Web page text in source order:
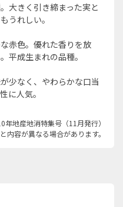
大きく引き締まった実と
うれしい。
色。優れた香りを放
平成生まれの品種。
なく、やわらかな口当
に人気。
地産地消特集号（11月発行）
内容が異なる場合があります。